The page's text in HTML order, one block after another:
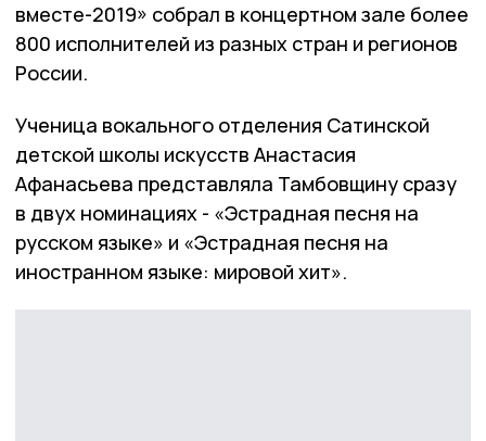
вместе-2019» собрал в концертном зале более
800 исполнителей из разных стран и регионов
России.
Ученица вокального отделения Сатинской
детской школы искусств Анастасия
Афанасьева представляла Тамбовщину сразу
в двух номинациях - «Эстрадная песня на
русском языке» и «Эстрадная песня на
иностранном языке: мировой хит».